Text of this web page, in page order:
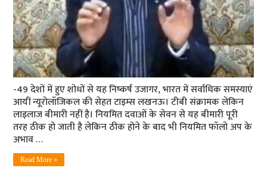
-49 देशों में हुए शोधों से यह निष्कर्ष उजागर, भारत में सर्वाधिक समस्याएं
आयीं न्यूरोलॉजिकल की सेहत टाइम्स लखनऊ। टीबी संक्रामक लेकिन
लाइलाज बीमारी नहीं है। नियमित दवाओं के सेवन से यह बीमारी पूरी
तरह ठीक हो जाती है लेकिन ठीक होने के बाद भी नियमित फॉलो अप के
अभाव …
Read More »